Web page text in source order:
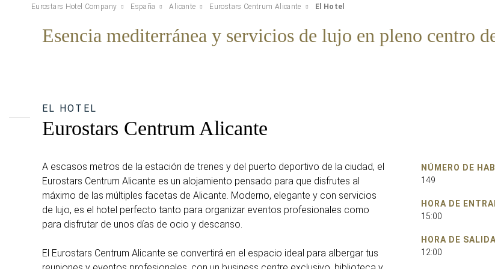
Eurostars Hotel Company España Alicante Eurostars Centrum Alicante El Hotel
Esencia mediterránea y servicios de lujo en pleno centro
EL HOTEL
Eurostars Centrum Alicante
A escasos metros de la estación de trenes y del puerto deportivo de la ciudad, el
Eurostars Centrum Alicante es un alojamiento pensado para que disfrutes al
máximo de las múltiples facetas de Alicante. Moderno, elegante y con servicios
de lujo, es el hotel perfecto tanto para organizar eventos profesionales como
para disfrutar de unos días de ocio y descanso.
El Eurostars Centrum Alicante se convertirá en el espacio ideal para albergar tus
NÚMERO DE
149
HORA DE
15:00
HORA DE
12:00